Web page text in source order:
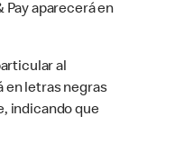
Pay aparecerá en
al
en letras negras
indicando que